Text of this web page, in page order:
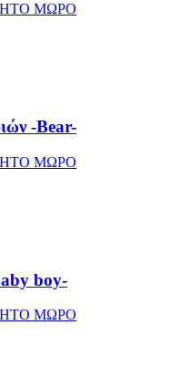
ΜΩΡΟ
-Bear-
ΜΩΡΟ
boy-
ΜΩΡΟ